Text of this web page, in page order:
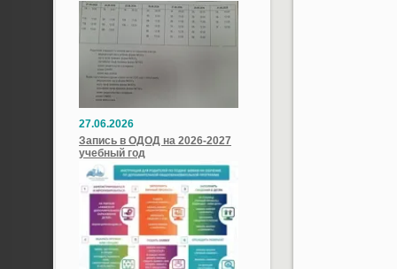
27.06.2026
Запись в ОДОД на 2026-2027
учебный год